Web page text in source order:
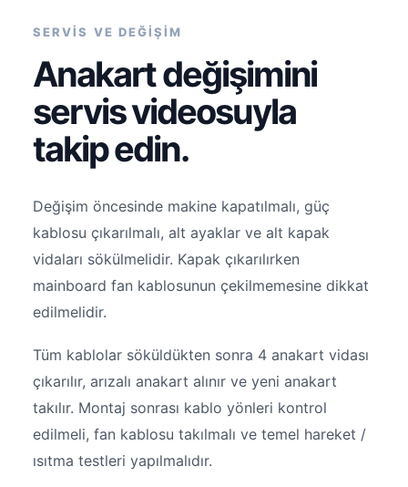
SERVİS VE DEĞİŞİM
Anakart değişimini
servis videosuyla
takip edin.
Değişim öncesinde makine kapatılmalı, güç
kablosu çıkarılmalı, alt ayaklar ve alt kapak
vidaları sökülmelidir. Kapak çıkarılırken
mainboard fan kablosunun çekilmemesine dikkat
edilmelidir.
Tüm kablolar söküldükten sonra 4 anakart vidası
çıkarılır, arızalı anakart alınır ve yeni anakart
takılır. Montaj sonrası kablo yönleri kontrol
edilmeli, fan kablosu takılmalı ve temel hareket /
ısıtma testleri yapılmalıdır.